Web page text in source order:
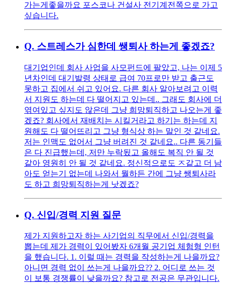
가는게좋을까요 포스코나 건설사 전기계전쪽으로 가고
싶습니다.
Q. 스트레스가 심한데 쌩퇴사 하는게 좋겠죠?
대기업인데 회사 사업을 사모펀드에 팔았고, 나는 이제 5
년차인데 대기발령 상태로 급여 70프로만 받고 출근도
못하고 집에서 쉬고 있어요. 다른 회사 알아보려고 이력
서 지원도 하는데 다 떨어지고 있는데.. 그래도 회사에 더
엮여있고 싶지도 않은데 그냥 희망퇴직하고 나오는게 좋
겠죠? 회사에서 재배치는 시킬거라고 하기는 하는데 지
원해도 다 떨어뜨리고 그냥 형식상 하는 말인 것 같네요.
저는 인맥도 없어서 그냥 버려진 것 같네요.. 다른 동기들
은 다 진급했는데, 저만 누락됬고 올해도 복직 안 될 것
같아 영원히 안 될 것 같네요. 정신적으로도 ㅈ같고 더 남
아도 얻는기 없는데 나와서 뭘하든 간에 그냥 쌩퇴사라
도 하고 희망퇴직하는게 낫겠죠?
Q. 신입/경력 지원 질문
제가 지원하고자 하는 사기업의 직무에서 신입/경력을
뽑는데 제가 경력이 있어봤자 6개월 공기업 체험형 인턴
을 했습니다. 1. 이럴 때는 경력을 작성하는게 나을까요?
아니면 경력 없이 쓰는게 나을까요?? 2. 어디로 쓰는 것
이 보통 경쟁률이 낮을까요? 참고로 전공은 무관입니다.